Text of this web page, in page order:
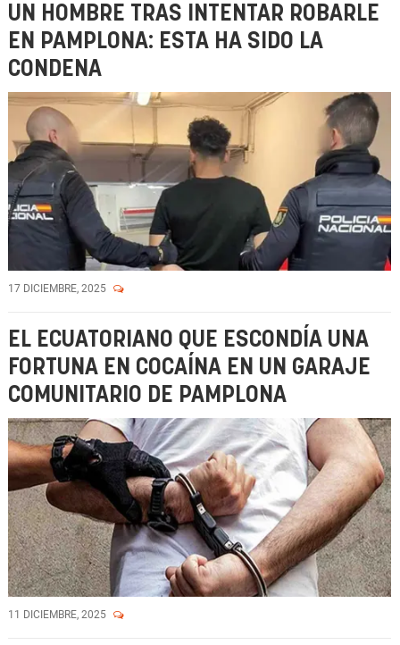
UN HOMBRE TRAS INTENTAR ROBARLE
EN PAMPLONA: ESTA HA SIDO LA
CONDENA
17 DICIEMBRE, 2025
EL ECUATORIANO QUE ESCONDÍA UNA
FORTUNA EN COCAÍNA EN UN GARAJE
COMUNITARIO DE PAMPLONA
11 DICIEMBRE, 2025